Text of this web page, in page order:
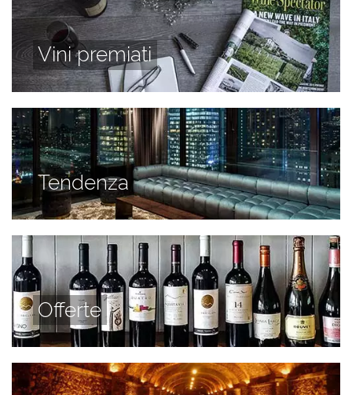
Vini premiati
Tendenza
Offerte